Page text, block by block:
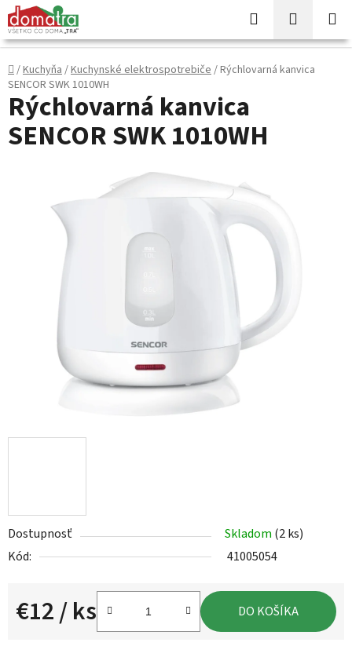
Prejsť
na
obsah
Hľadať
KOŠÍK
Domov
/Kuchyňa/Kuchynské elektrospotrebiče/Rýchlovarná kanvica
SENCOR SWK 1010WH
Dostupnosť Skladom (2 ks)
Kód:
41005054
€12/ ks
Jednotková cena:
DO KOŠÍKA
Rýchlovarná kanvica
SENCOR SWK 1010WH